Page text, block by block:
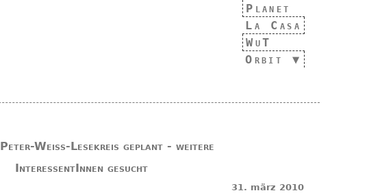
Planet
La Casa
WuT
Orbit
Peter-Weiss-Lesekreis geplant - weitere
InteressentInnen gesucht
31. märz 2010